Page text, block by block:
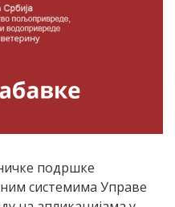
подршке
системима Управе